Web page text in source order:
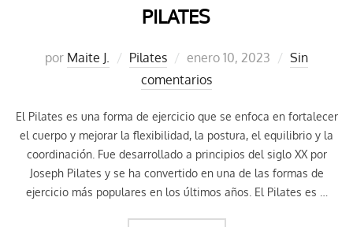
PILATES
por Maite J. Pilates
Publicado
el
enero 10, 2023
Sin
comentarios
El Pilates es una forma de ejercicio que se enfoca en fortalecer
el cuerpo y mejorar la flexibilidad, la postura, el equilibrio y la
coordinación. Fue desarrollado a principios del siglo XX por
Joseph Pilates y se ha convertido en una de las formas de
ejercicio más populares en los últimos años. El Pilates es …